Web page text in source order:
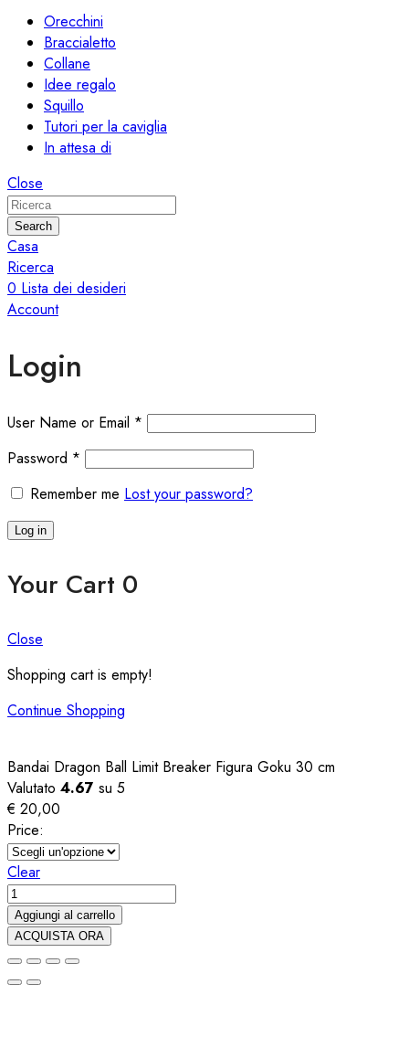
Orecchini
Braccialetto
Collane
Idee regalo
Squillo
Tutori per la caviglia
In attesa di
Close
Search
Casa
Ricerca
0 Lista dei desideri
Account
Login
User Name or Email *
Password *
Remember me Lost your password?
Log in
Your Cart 0
Close
Shopping cart is empty!
Continue Shopping
Bandai Dragon Ball Limit Breaker Figura Goku 30 cm
Valutato 4.67 su 5
€ 20,00
Price:
Clear
Bandai
Dragon
Ball
Limit
Breaker
Aggiungi al carrello
ACQUISTA ORA